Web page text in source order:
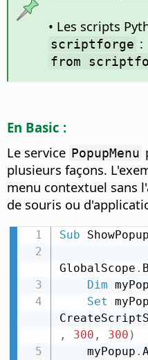
• Les scripts
scriptforge :
from
En Basic :
Le service PopupMenu
plusieurs façons.
menu contextuel sans
de souris ou
Sub ShowPopup
GlobalScope .
Dim
Set
,
300 , 300 )
    myPopup
.